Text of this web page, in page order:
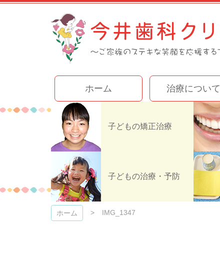
コ
ッ
今井歯科クリニック
ホーム 治療について
子どもの矯正治療
子どもの治療・予防
ホーム IMG_1347